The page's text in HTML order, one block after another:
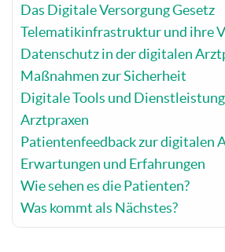
Das Digitale Versorgung Gesetz
Telematikinfrastruktur und ihre
Datenschutz in der digitalen
Maßnahmen zur Sicherheit
Digitale Tools und
Arztpraxen
Patientenfeedback zur digitalen
Erwartungen und Erfahrungen
Wie sehen es die Patienten?
Was kommt als Nächstes?